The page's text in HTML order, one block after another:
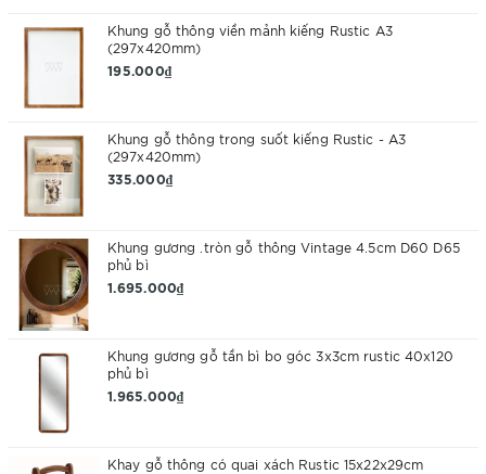
Khung gỗ thông viền mảnh kiếng Rustic A3
(297x420mm)
195.000₫
Khung gỗ thông trong suốt kiếng Rustic - A3
(297x420mm)
335.000₫
Khung gương .tròn gỗ thông Vintage 4.5cm D60 D65
phủ bì
1.695.000₫
Khung gương gỗ tần bì bo góc 3x3cm rustic 40x120
phủ bì
1.965.000₫
Khay gỗ thông có quai xách Rustic 15x22x29cm